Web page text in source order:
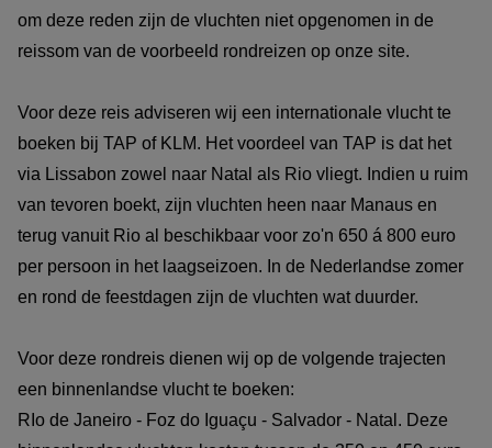
om deze reden zijn de vluchten niet opgenomen in de
reissom van de voorbeeld rondreizen op onze site.
Voor deze reis adviseren wij een internationale vlucht te
boeken bij TAP of KLM. Het voordeel van TAP is dat het
via Lissabon zowel naar Natal als Rio vliegt. Indien u ruim
van tevoren boekt, zijn vluchten heen naar Manaus en
terug vanuit Rio al beschikbaar voor zo'n 650 á 800 euro
per persoon in het laagseizoen. In de Nederlandse zomer
en rond de feestdagen zijn de vluchten wat duurder.
Voor deze rondreis dienen wij op de volgende trajecten
een binnenlandse vlucht te boeken:
RIo de Janeiro - Foz do Iguaçu - Salvador - Natal. Deze